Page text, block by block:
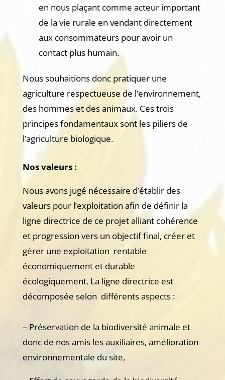
en nous plaçant comme acteur important
de la vie rurale en vendant directement
aux consommateurs pour avoir un
contact plus humain.
Nous souhaitions donc pratiquer une
agriculture respectueuse de l’environnement,
des hommes et des animaux. Ces trois
principes fondamentaux sont les piliers de
l’agriculture biologique.
Nos valeurs :
Nous avons jugé nécessaire d’établir des
valeurs pour l’exploitation afin de définir la
ligne directrice de ce projet alliant cohérence
et progression vers un objectif final, créer et
gérer une exploitation rentable
économiquement et durable
écologiquement. La ligne directrice est
décomposée selon différents aspects :
– Préservation de la biodiversité animale et
donc de nos amis les auxiliaires, amélioration
environnementale du site,